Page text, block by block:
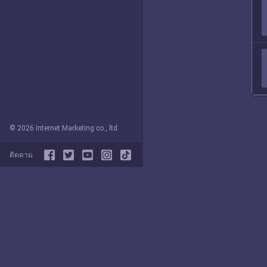
© 2026 Internet Marketing co., ltd
ติดตาม